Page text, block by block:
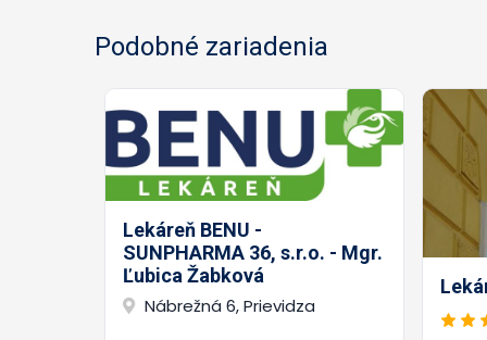
Podobné zariadenia
Lekáreň BENU -
SUNPHARMA 36, s.r.o. - Mgr.
Ľubica Žabková
Nábrežná 6, Prievidza